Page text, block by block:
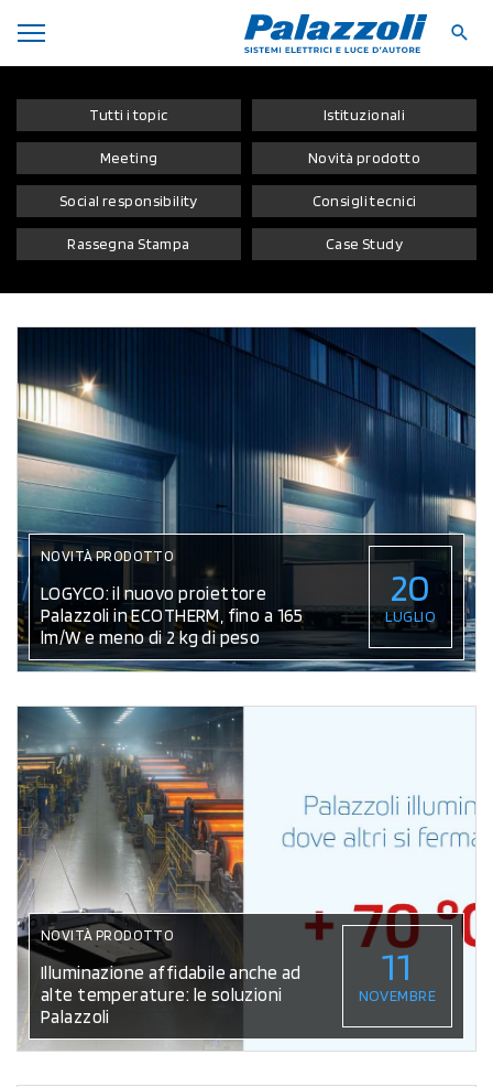
Tutti i topic Istituzionali
Meeting Novità prodotto
Social responsibility Consigli tecnici
Rassegna Stampa Case Study
NOVITÀ PRODOTTO
LOGYCO: il nuovo proiettore
Palazzoli in ECOTHERM, fino a 165
lm/W e meno di 2 kg di peso
20
LUGLIO
NOVITÀ PRODOTTO
Illuminazione affidabile anche ad
alte temperature: le soluzioni
Palazzoli
11
NOVEMBRE